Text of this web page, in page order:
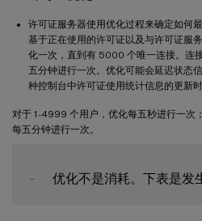
许可证服务器使用优化过程来确定如何
基于正在使用的许可证以及与许可证服
化一次，直到有 5000 个唯一连接。连
五分钟进行一次。优化可能会延迟状态
种控制台中许可证使用统计信息的更新时
对于 1-4999 个用户，优化每五秒进行一次
每五分钟进行一次。
-